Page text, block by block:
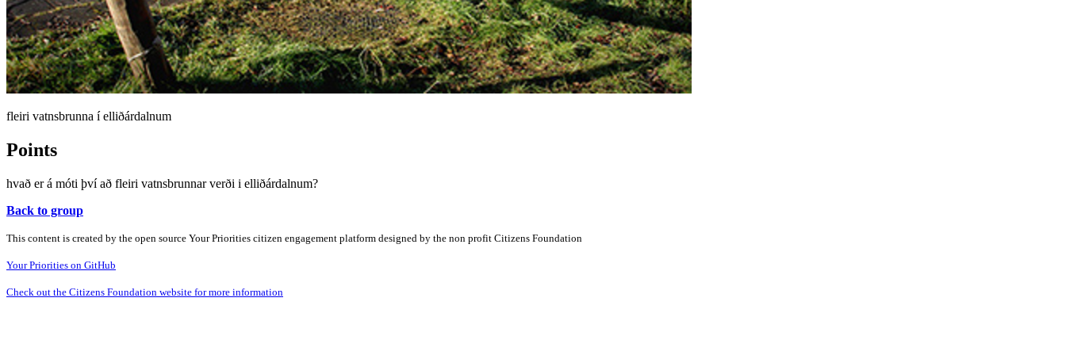
fleiri vatnsbrunna í elliðárdalnum
Points
hvað er á móti því að fleiri vatnsbrunnar verði i elliðárdalnum?
Back to group
This content is created by the open source Your Priorities citizen engagement platform designed by the non profit Citizens Foundation
Your Priorities on GitHub
Check out the Citizens Foundation website for more information